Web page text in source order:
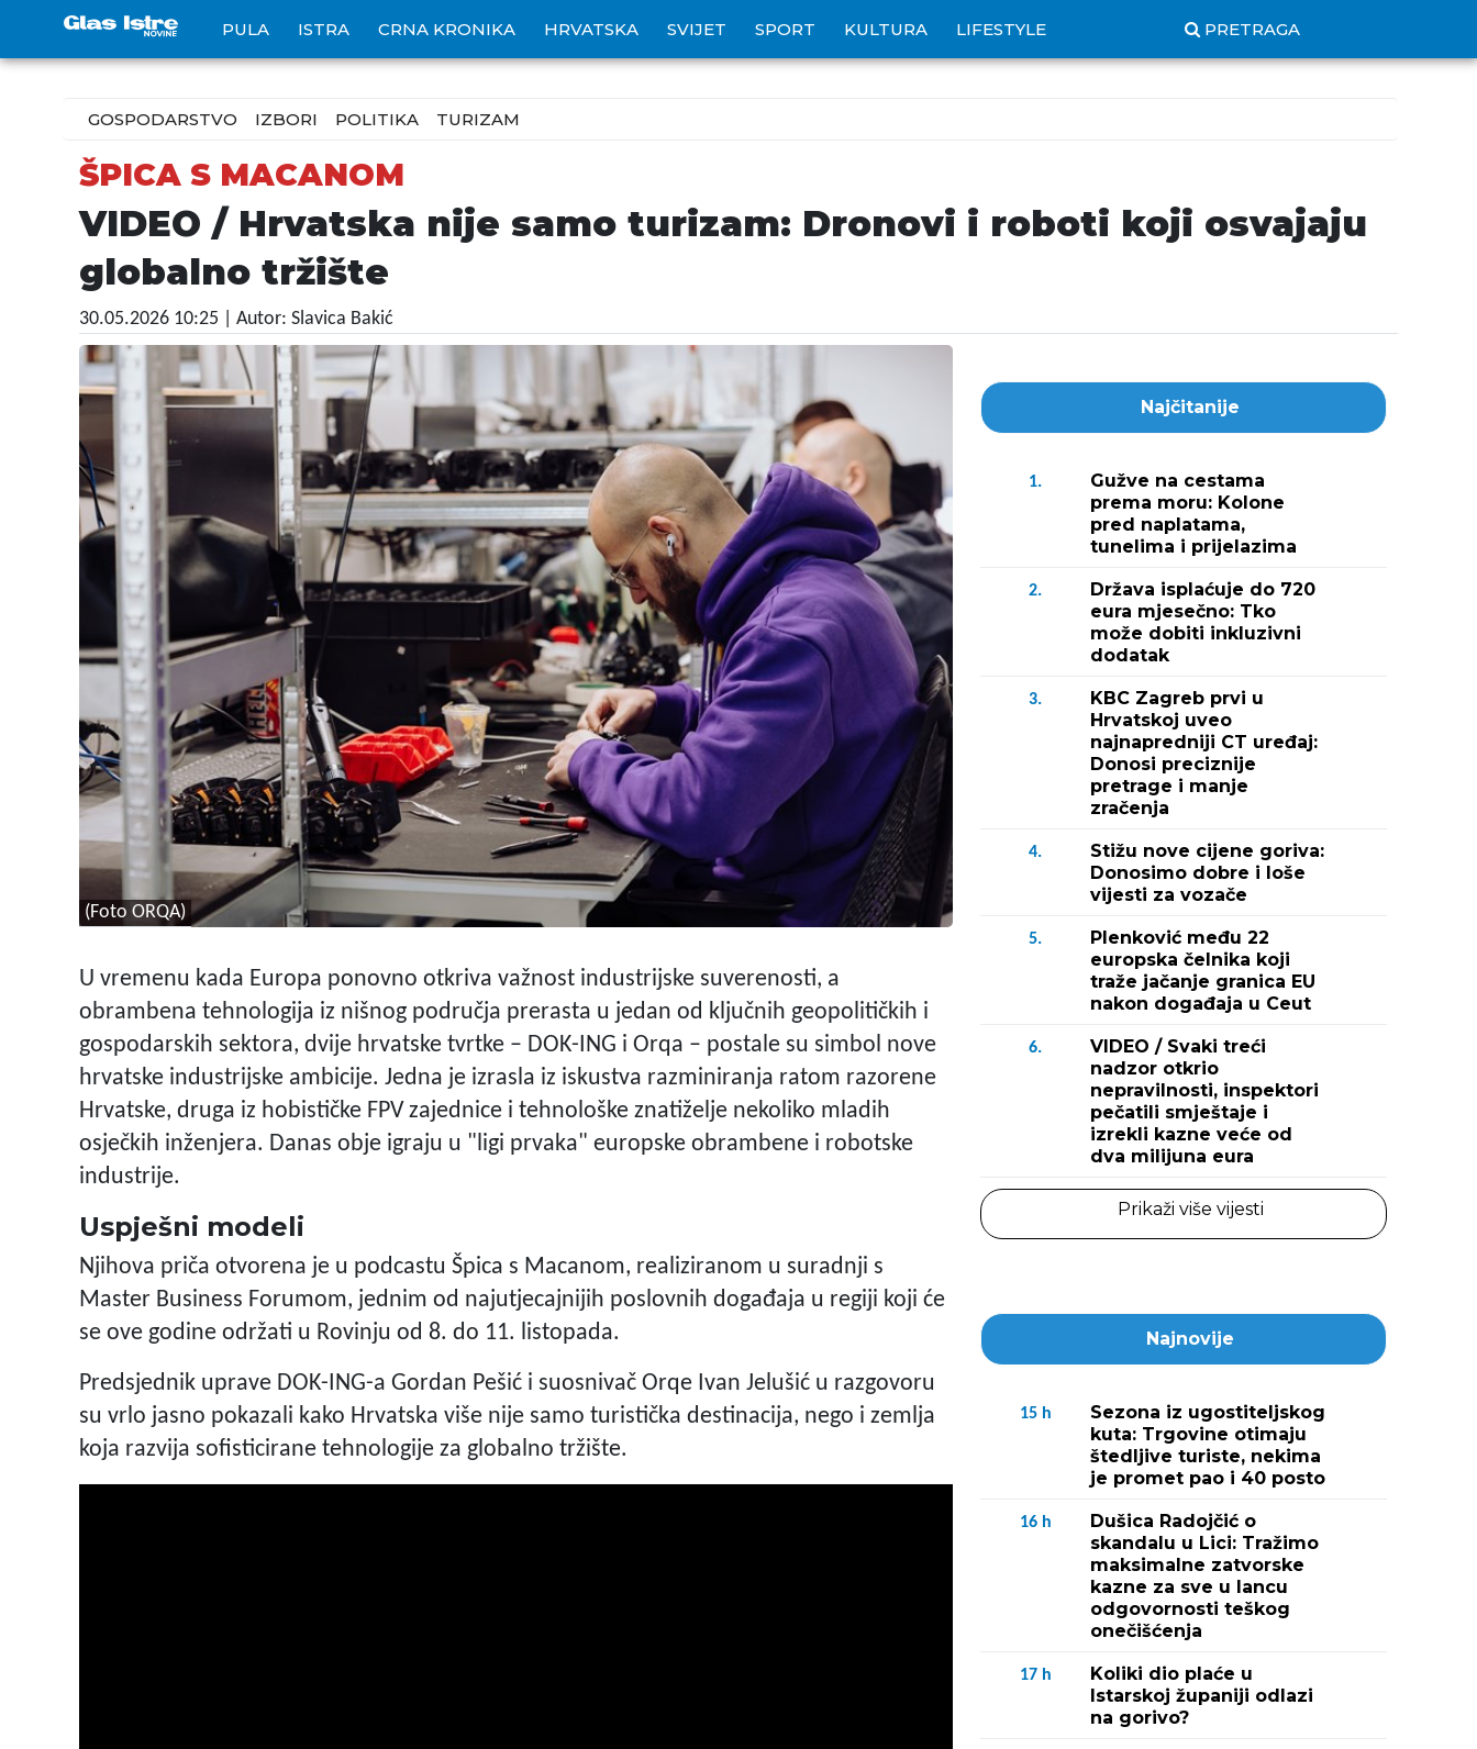
PULA ISTRA CRNA KRONIKA HRVATSKA SVIJET SPORT KULTURA LIFESTYLE PRETRAGA
GOSPODARSTVO IZBORI POLITIKA TURIZAM
ŠPICA S MACANOM
VIDEO / Hrvatska nije samo turizam: Dronovi i roboti koji osvajaju
globalno tržište
30.05.2026 10:25 | Autor: Slavica Bakić
(Foto ORQA)
U vremenu kada Europa ponovno otkriva važnost industrijske suverenosti, a
obrambena tehnologija iz nišnog područja prerasta u jedan od ključnih geopolitičkih i
gospodarskih sektora, dvije hrvatske tvrtke – DOK-ING i Orqa – postale su simbol nove
hrvatske industrijske ambicije. Jedna je izrasla iz iskustva razminiranja ratom razorene
Hrvatske, druga iz hobističke FPV zajednice i tehnološke znatiželje nekoliko mladih
osječkih inženjera. Danas obje igraju u "ligi prvaka" europske obrambene i robotske
industrije.
Uspješni modeli
Njihova priča otvorena je u podcastu Špica s Macanom, realiziranom u suradnji s
Master Business Forumom, jednim od najutjecajnijih poslovnih događaja u regiji koji će
se ove godine održati u Rovinju od 8. do 11. listopada.
Predsjednik uprave DOK-ING-a Gordan Pešić i suosnivač Orqe Ivan Jelušić u razgovoru
su vrlo jasno pokazali kako Hrvatska više nije samo turistička destinacija, nego i zemlja
koja razvija sofisticirane tehnologije za globalno tržište.
Najčitanije
1.
Gužve na cestama
prema moru: Kolone
pred naplatama,
tunelima i prijelazima
2.
Država isplaćuje do 720
eura mjesečno: Tko
može dobiti inkluzivni
dodatak
3.
KBC Zagreb prvi u
Hrvatskoj uveo
najnapredniji CT uređaj:
Donosi preciznije
pretrage i manje
zračenja
4.
Stižu nove cijene goriva:
Donosimo dobre i loše
vijesti za vozače
5.
Plenković među 22
europska čelnika koji
traže jačanje granica EU
nakon događaja u Ceut
6.
VIDEO / Svaki treći
nadzor otkrio
nepravilnosti, inspektori
pečatili smještaje i
izrekli kazne veće od
dva milijuna eura
Prikaži više vijesti
Najnovije
15 h
Sezona iz ugostiteljskog
kuta: Trgovine otimaju
štedljive turiste, nekima
je promet pao i 40 posto
16 h
Dušica Radojčić o
skandalu u Lici: Tražimo
maksimalne zatvorske
kazne za sve u lancu
odgovornosti teškog
onečišćenja
17 h
Koliki dio plaće u
Istarskoj županiji odlazi
na gorivo?